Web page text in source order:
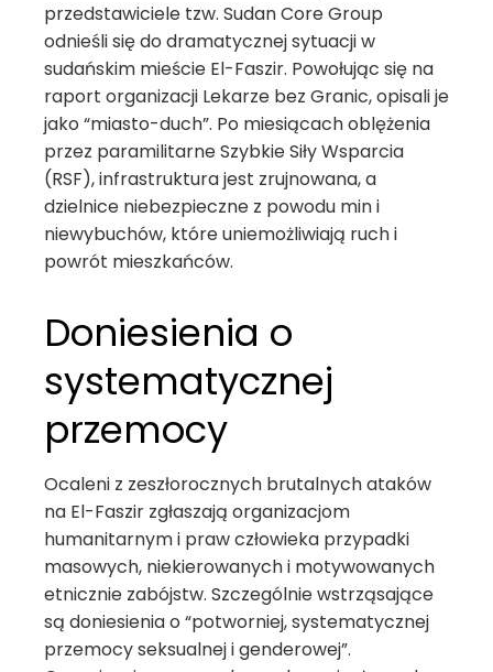
przedstawiciele tzw. Sudan Core Group
odnieśli się do dramatycznej sytuacji w
sudańskim mieście El-Faszir. Powołując się na
raport organizacji Lekarze bez Granic, opisali je
jako “miasto-duch”. Po miesiącach oblężenia
przez paramilitarne Szybkie Siły Wsparcia
(RSF), infrastruktura jest zrujnowana, a
dzielnice niebezpieczne z powodu min i
niewybuchów, które uniemożliwiają ruch i
powrót mieszkańców.
Doniesienia o
systematycznej
przemocy
Ocaleni z zeszłorocznych brutalnych ataków
na El-Faszir zgłaszają organizacjom
humanitarnym i praw człowieka przypadki
masowych, niekierowanych i motywowanych
etnicznie zabójstw. Szczególnie wstrząsające
są doniesienia o “potworniej, systematycznej
przemocy seksualnej i genderowej”.